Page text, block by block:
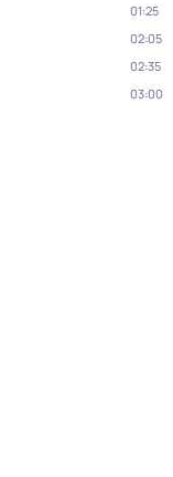
01:25
02:05
02:35
03:00